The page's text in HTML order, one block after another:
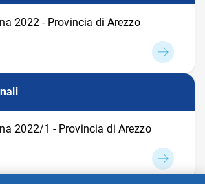
2022 - Provincia di Arezzo
2022/1 - Provincia di Arezzo